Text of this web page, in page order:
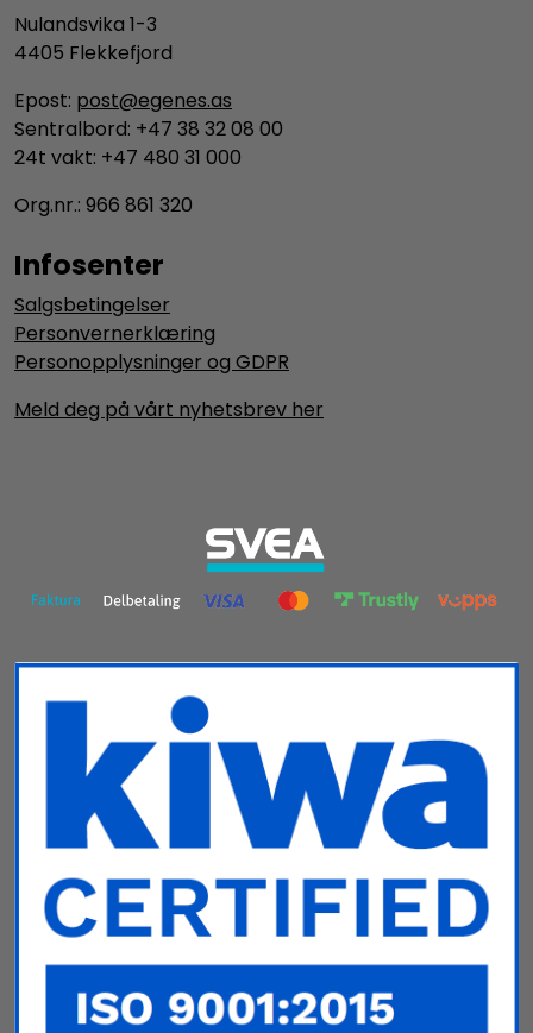
Nulandsvika 1-3
4405 Flekkefjord
Epost: post@egenes.as
Sentralbord: +47 38 32 08 00
24t vakt: +47 480 31 000
Org.nr.: 966 861 320
Infosenter
Salgsbetingelser
Personvernerklæring
Personopplysninger og GDPR
Meld deg på vårt nyhetsbrev her